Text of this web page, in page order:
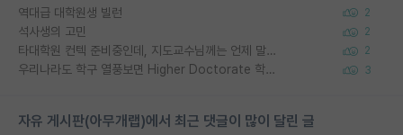
역대급 대학원생 빌런 2
석사생의 고민 2
타대학원 컨텍 준비중인데, 지도교수님께는 언제 말씀드려야 할까요? 2
우리나라도 학구 열풍보면 Higher Doctorate 학위가 필요하다고 봅니다. 3
자유 게시판(아무개랩)에서 최근 댓글이 많이 달린 글